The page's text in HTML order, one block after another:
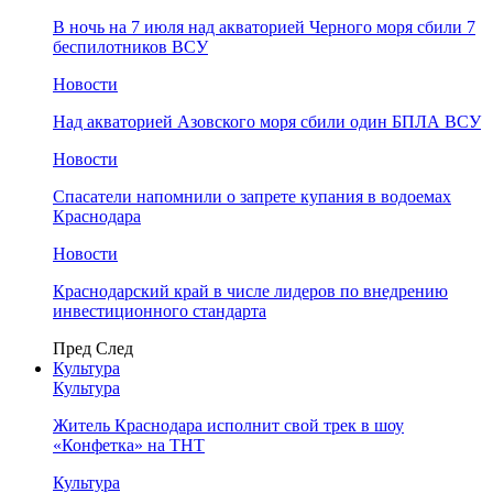
В ночь на 7 июля над акваторией Черного моря сбили 7
беспилотников ВСУ
Новости
Над акваторией Азовского моря сбили один БПЛА ВСУ
Новости
Спасатели напомнили о запрете купания в водоемах
Краснодара
Новости
Краснодарский край в числе лидеров по внедрению
инвестиционного стандарта
Пред След
Культура
Культура
Житель Краснодара исполнит свой трек в шоу
«Конфетка» на ТНТ
Культура